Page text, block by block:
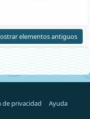
elementos antiguos
de privacidad
Ayuda